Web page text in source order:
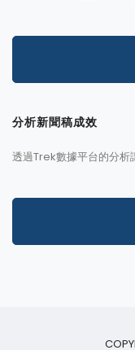
分析新聞稿成效
透過Trek數據平台的分析